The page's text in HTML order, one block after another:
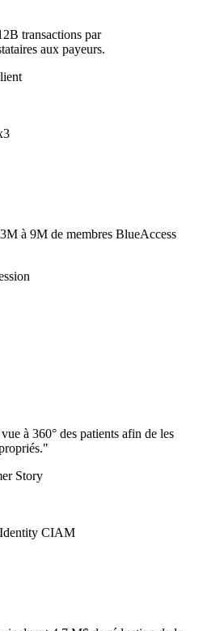
transactions par
aux payeurs.
à 9M de membres BlueAccess
à 360° des patients afin de les
Story
CIAM